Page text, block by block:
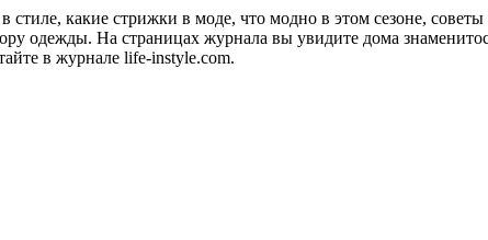
какие стрижки в моде, что модно в этом сезоне,
одежды. На страницах журнала вы увидите дома
в журнале life-instyle.com.